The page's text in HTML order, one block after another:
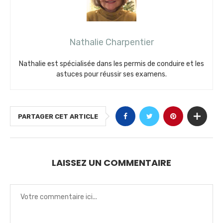
Nathalie Charpentier
Nathalie est spécialisée dans les permis de conduire et les
astuces pour réussir ses examens.
PARTAGER CET ARTICLE
LAISSEZ UN COMMENTAIRE